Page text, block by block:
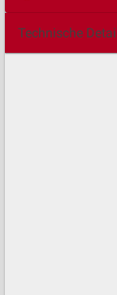
Technische